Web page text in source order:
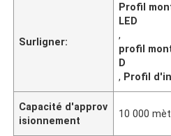
Surligner:
Profil
LED
,
profil
D
, Profil
Capacité d'approv
isionnement
10 000